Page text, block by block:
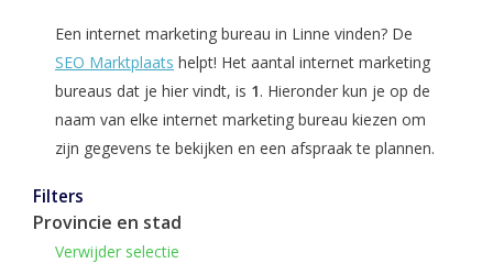
Een internet marketing bureau in Linne vinden? De
SEO Marktplaats helpt! Het aantal internet marketing
bureaus dat je hier vindt, is 1. Hieronder kun je op de
naam van elke internet marketing bureau kiezen om
zijn gegevens te bekijken en een afspraak te plannen.
Filters
Provincie en stad
Verwijder selectie